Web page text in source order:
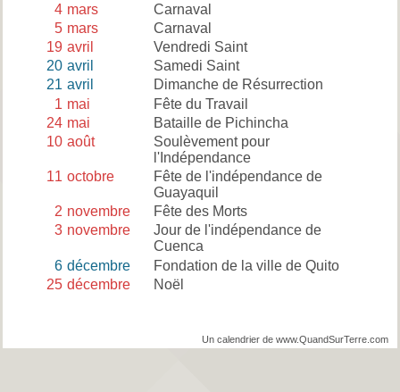
4 mars
Carnaval
5 mars
Carnaval
19 avril
Vendredi Saint
20 avril
Samedi Saint
21 avril
Dimanche de Résurrection
1 mai
Fête du Travail
24 mai
Bataille de Pichincha
10 août
Soulèvement pour
l'Indépendance
11 octobre
Fête de l'indépendance de
Guayaquil
2 novembre
Fête des Morts
3 novembre
Jour de l'indépendance de
Cuenca
6 décembre
Fondation de la ville de Quito
25 décembre Noël
Un calendrier de www.QuandSurTerre.com